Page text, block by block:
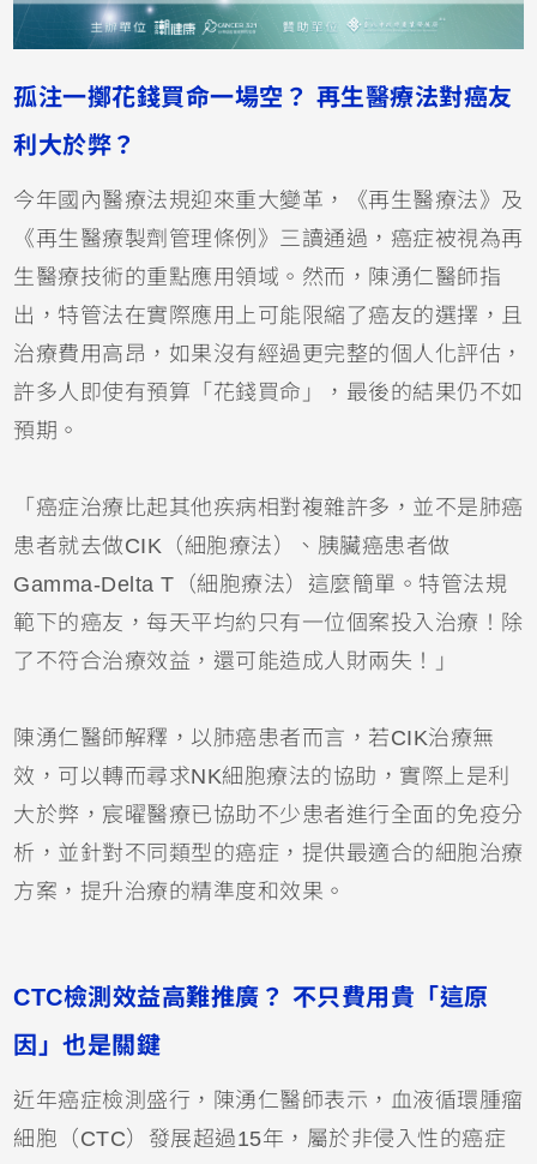
孤注一擲花錢買命一場空？ 再生醫療法對癌友
利大於弊？
今年國內醫療法規迎來重大變革，《再生醫療法》及
《再生醫療製劑管理條例》三讀通過，癌症被視為再
生醫療技術的重點應用領域。然而，陳湧仁醫師指
出，特管法在實際應用上可能限縮了癌友的選擇，且
治療費用高昂，如果沒有經過更完整的個人化評估，
許多人即使有預算「花錢買命」，最後的結果仍不如
預期。
「癌症治療比起其他疾病相對複雜許多，並不是肺癌
患者就去做CIK（細胞療法）、胰臟癌患者做
Gamma-Delta T（細胞療法）這麼簡單。特管法規
範下的癌友，每天平均約只有一位個案投入治療！除
了不符合治療效益，還可能造成人財兩失！」
陳湧仁醫師解釋，以肺癌患者而言，若CIK治療無
效，可以轉而尋求NK細胞療法的協助，實際上是利
大於弊，宸曜醫療已協助不少患者進行全面的免疫分
析，並針對不同類型的癌症，提供最適合的細胞治療
方案，提升治療的精準度和效果。
CTC檢測效益高難推廣？ 不只費用貴「這原
因」也是關鍵
近年癌症檢測盛行，陳湧仁醫師表示，血液循環腫瘤
細胞（CTC）發展超過15年，屬於非侵入性的癌症